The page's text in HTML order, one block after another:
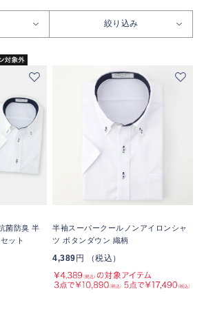
絞り込み
菌防臭 半
ット
半袖スーパークールノンアイロンシャ
ツ ボタンダウン 織柄
4,389 円 （税込）